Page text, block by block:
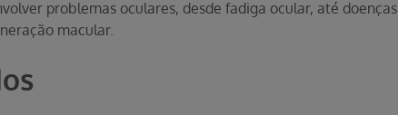
problemas oculares, desde fadiga ocular, até doenças
macular.